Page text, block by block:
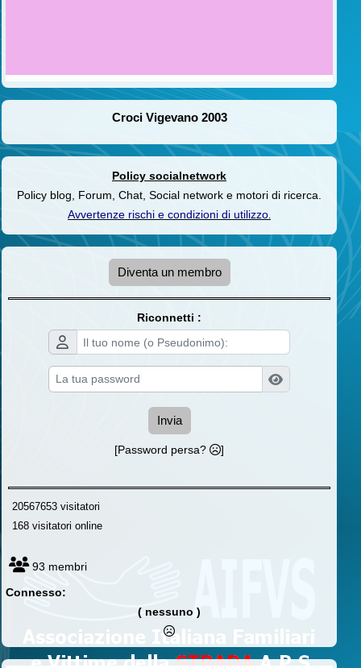
Croci Vigevano 2003
Policy socialnetwork
Policy blog, Forum, Chat, Social network e motori di ricerca.
Avvertenze rischi e condizioni di utilizzo.
Diventa un membro
Riconnetti :
Invia
[Password persa? ]
20567653 visitatori
168 visitatori online
93 membri
Connesso:
( nessuno )